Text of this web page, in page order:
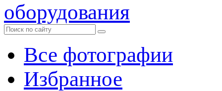
оборудования
Все фотографии
Избранное